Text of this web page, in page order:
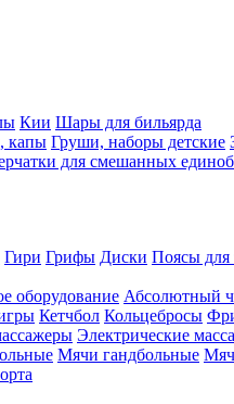
Кии Шары для бильярда
капы Груши, наборы детские
для смешанных
Гири Грифы Диски Поясы для
оборудование Абсолютный
Кетчбол Кольцебросы
Электрические
Мячи гандбольные